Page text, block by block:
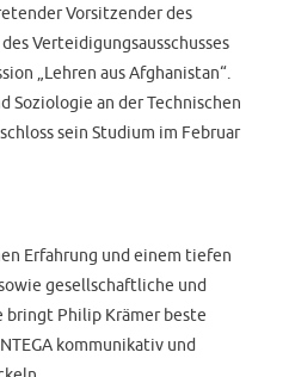
Vorsitzender des
Verteidigungsausschusses
„Lehren aus Afghanistan“.
Soziologie an der Technischen
sein Studium im Februar
Erfahrung und einem tiefen
gesellschaftliche und
bringt Philip Krämer beste
kommunikativ und